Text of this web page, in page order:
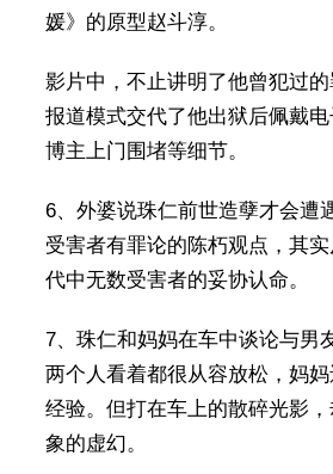
媛》的原型赵斗淳。
影片中，不止讲明了他曾犯过
报道模式交代了他出狱后佩戴
博主上门围堵等细节。
6、外婆说珠仁前世造孽才会遭
受害者有罪论的陈朽观点，其
代中无数受害者的妥协认命。
7、珠仁和妈妈在车中谈论与男
两个人看着都很从容放松，妈
经验。但打在车上的散碎光影
象的虚幻。